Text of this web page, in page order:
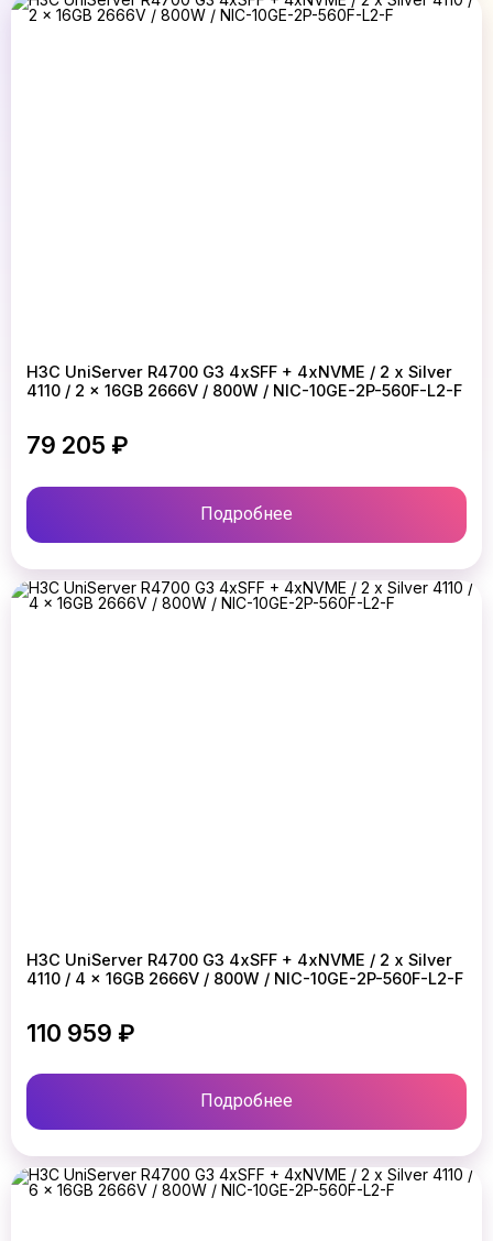
H3C UniServer R4700 G3 4xSFF + 4xNVME / 2 x Silver
4110 / 2 x 16GB 2666V / 800W / NIC-10GE-2P-560F-L2-F
79 205 ₽
Подробнее
H3C UniServer R4700 G3 4xSFF + 4xNVME / 2 x Silver
4110 / 4 x 16GB 2666V / 800W / NIC-10GE-2P-560F-L2-F
110 959 ₽
Подробнее